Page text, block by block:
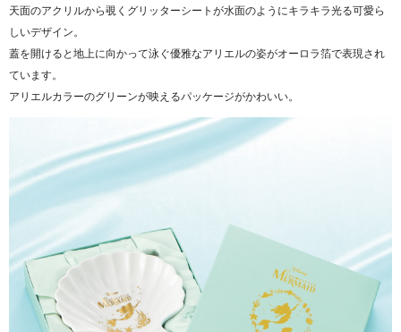
天面のアクリルから覗くグリッターシートが水面のようにキラキラ光る可愛ら
しいデザイン。
蓋を開けると地上に向かって泳ぐ優雅なアリエルの姿がオーロラ箔で表現され
ています。
アリエルカラーのグリーンが映えるパッケージがかわいい。